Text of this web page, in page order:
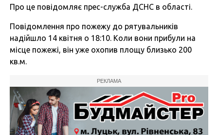
Про це повідомляє прес-служба ДСНС в області.
Повідомлення про пожежу до рятувальників
надійшло 14 квітня о 18:10. Коли вони прибули на
місце пожежі, він уже охопив площу близько 200
кв.м.
РЕКЛАМА